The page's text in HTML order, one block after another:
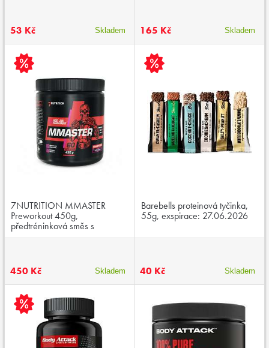
53 Kč Skladem 165 Kč Skladem
7NUTRITION MMASTER
Preworkout 450g,
předtréninková směs s
kofeinem
450 Kč Skladem
Barebells proteinová tyčinka,
55g, exspirace: 27.06.2026
40 Kč Skladem